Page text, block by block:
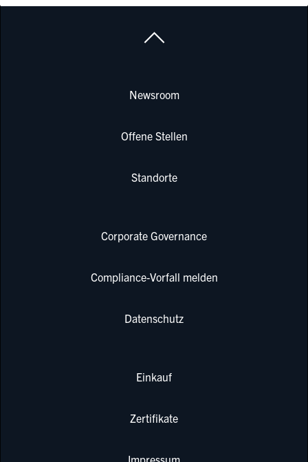
Newsroom
Offene Stellen
Standorte
Corporate Governance
Compliance-Vorfall melden
Datenschutz
Einkauf
Zertifikate